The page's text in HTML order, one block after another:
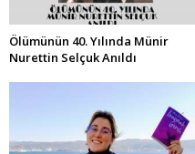
Ölümünün 40. Yılında Münir
Nurettin Selçuk Anıldı